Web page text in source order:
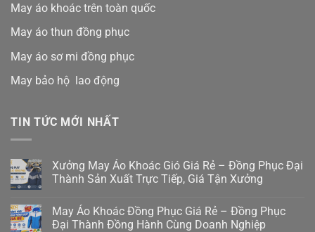
May áo khoác trên toàn quốc
May áo thun đồng phục
May áo sơ mi đồng phục
May bảo hộ lao động
TIN TỨC MỚI NHẤT
Xưởng May Áo Khoác Gió Giá Rẻ – Đồng Phục Đại
Thành Sản Xuất Trực Tiếp, Giá Tận Xưởng
May Áo Khoác Đồng Phục Giá Rẻ – Đồng Phục
Đại Thành Đồng Hành Cùng Doanh Nghiệp